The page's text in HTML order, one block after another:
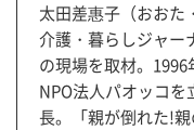
太田差惠子（おおた
介護・暮らしジャー
の現場を取材。1996
NPO法人パオッコ
長。「親が倒れた!